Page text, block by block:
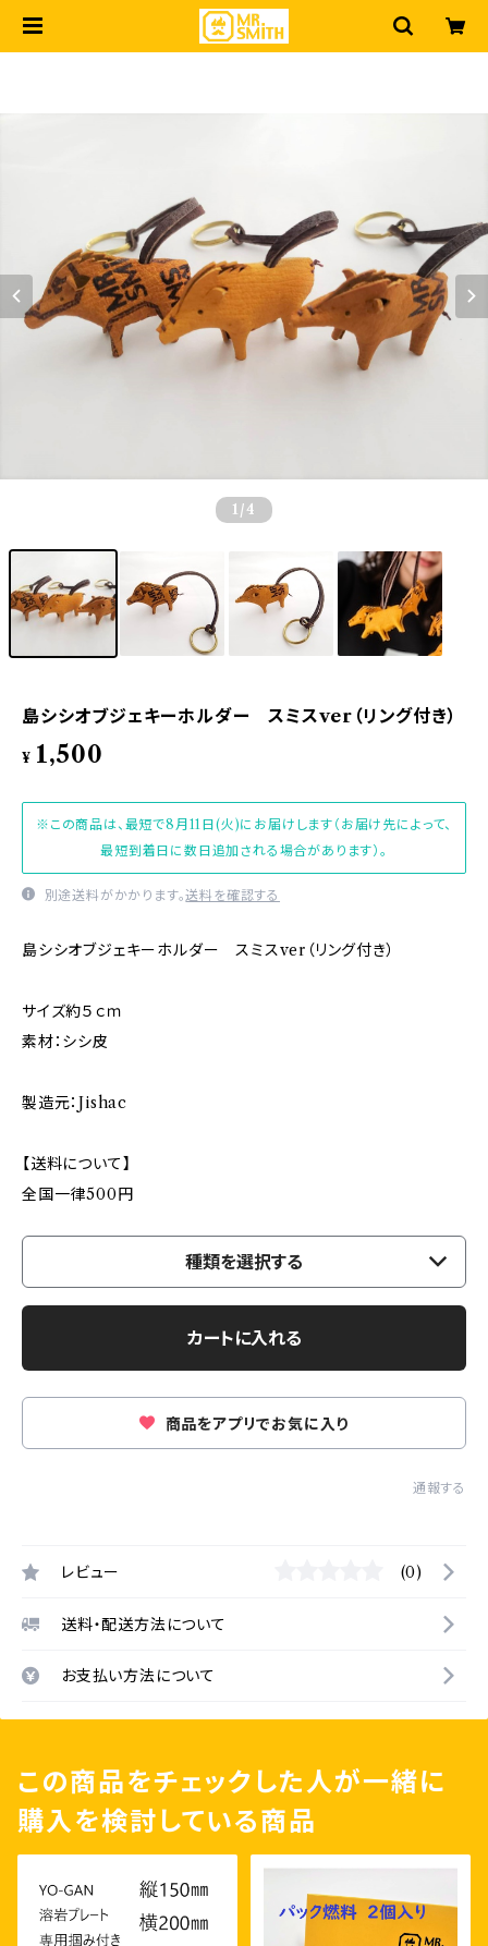
1 /4
島シシオブジェキーホルダー スミスver（リング付き）
¥ 1,500
※この商品は、最短で8月11日(火)にお届けします（お届け先によって、
最短到着日に数日追加される場合があります）。
別途送料がかかります。送料を確認する
島シシオブジェキーホルダー スミスver（リング付き）
サイズ約５ｃｍ
素材：シシ皮
製造元：Jishac
【送料について】
全国一律500円
種類を選択する
カートに入れる
商品をアプリでお気に入り
通報する
レビュー (0)
送料・配送方法について
お支払い方法について
この商品をチェックした人が一緒に
購入を検討している商品